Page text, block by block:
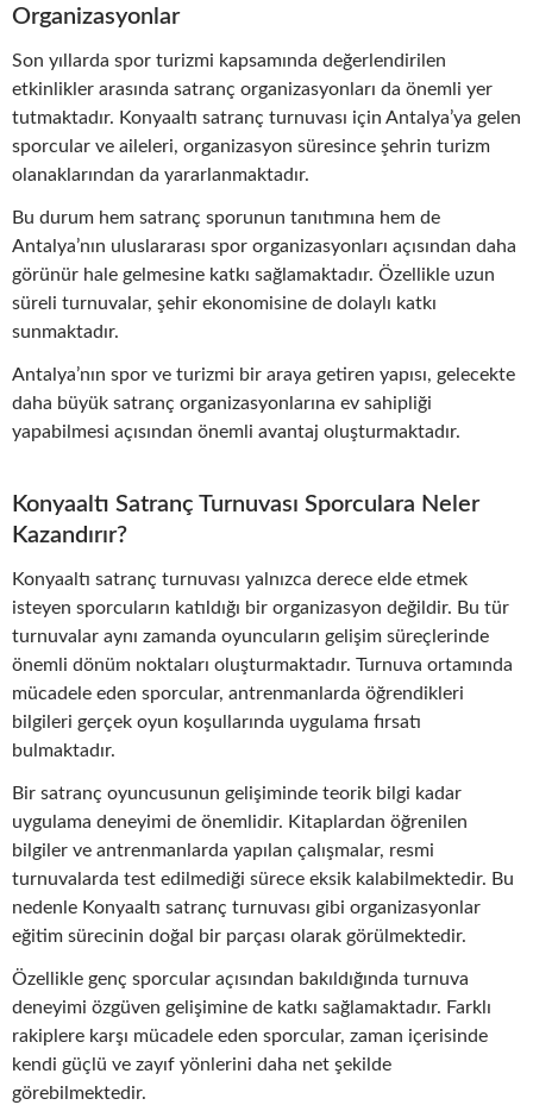
Organizasyonlar
Son yıllarda spor turizmi kapsamında değerlendirilen
etkinlikler arasında satranç organizasyonları da önemli yer
tutmaktadır. Konyaaltı satranç turnuvası için Antalya’ya gelen
sporcular ve aileleri, organizasyon süresince şehrin turizm
olanaklarından da yararlanmaktadır.
Bu durum hem satranç sporunun tanıtımına hem de
Antalya’nın uluslararası spor organizasyonları açısından daha
görünür hale gelmesine katkı sağlamaktadır. Özellikle uzun
süreli turnuvalar, şehir ekonomisine de dolaylı katkı
sunmaktadır.
Antalya’nın spor ve turizmi bir araya getiren yapısı, gelecekte
daha büyük satranç organizasyonlarına ev sahipliği
yapabilmesi açısından önemli avantaj oluşturmaktadır.
Konyaaltı Satranç Turnuvası Sporculara Neler
Kazandırır?
Konyaaltı satranç turnuvası yalnızca derece elde etmek
isteyen sporcuların katıldığı bir organizasyon değildir. Bu tür
turnuvalar aynı zamanda oyuncuların gelişim süreçlerinde
önemli dönüm noktaları oluşturmaktadır. Turnuva ortamında
mücadele eden sporcular, antrenmanlarda öğrendikleri
bilgileri gerçek oyun koşullarında uygulama fırsatı
bulmaktadır.
Bir satranç oyuncusunun gelişiminde teorik bilgi kadar
uygulama deneyimi de önemlidir. Kitaplardan öğrenilen
bilgiler ve antrenmanlarda yapılan çalışmalar, resmi
turnuvalarda test edilmediği sürece eksik kalabilmektedir. Bu
nedenle Konyaaltı satranç turnuvası gibi organizasyonlar
eğitim sürecinin doğal bir parçası olarak görülmektedir.
Özellikle genç sporcular açısından bakıldığında turnuva
deneyimi özgüven gelişimine de katkı sağlamaktadır. Farklı
rakiplere karşı mücadele eden sporcular, zaman içerisinde
kendi güçlü ve zayıf yönlerini daha net şekilde
görebilmektedir.